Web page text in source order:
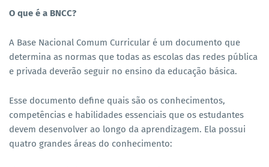
O que é a BNCC?
A Base Nacional Comum Curricular é um documento que
determina as normas que todas as escolas das redes pública
e privada deverão seguir no ensino da educação básica.
Esse documento define quais são os conhecimentos,
competências e habilidades essenciais que os estudantes
devem desenvolver ao longo da aprendizagem. Ela possui
quatro grandes áreas do conhecimento: